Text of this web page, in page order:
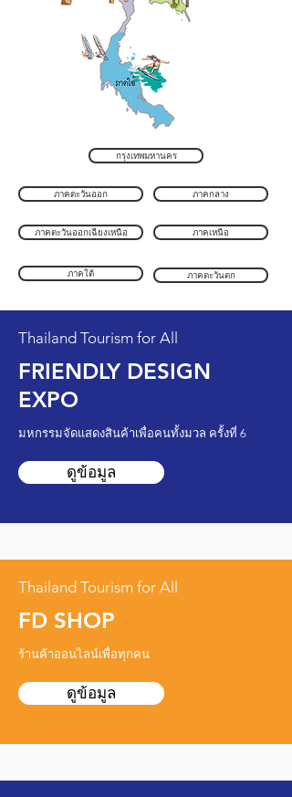
กรุงเทพมหานคร
ภาคตะวันออก ภาคกลาง
ภาคตะวันออกเฉียงเหนือ ภาคเหนือ
ภาคใต้ ภาคตะวันตก
Thailand Tourism for All
FRIENDLY DESIGN
EXPO
มหกรรมจัดแสดงสินค้าเพื่อคนทั้งมวล ครั้งที่ 6
ดูข้อมูล
Thailand Tourism for All
FD SHOP
ร้านค้าออนไลน์เพื่อทุกคน
ดูข้อมูล